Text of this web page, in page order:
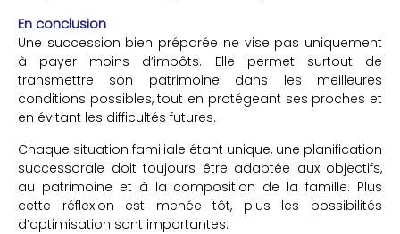
En conclusion
Une succession bien préparée ne vise pas uniquement
à payer moins d’impôts. Elle permet surtout de
transmettre son patrimoine dans les meilleures
conditions possibles, tout en protégeant ses proches et
en évitant les difficultés futures.
Chaque situation familiale étant unique, une planification
successorale doit toujours être adaptée aux objectifs,
au patrimoine et à la composition de la famille. Plus
cette réflexion est menée tôt, plus les possibilités
d’optimisation sont importantes.